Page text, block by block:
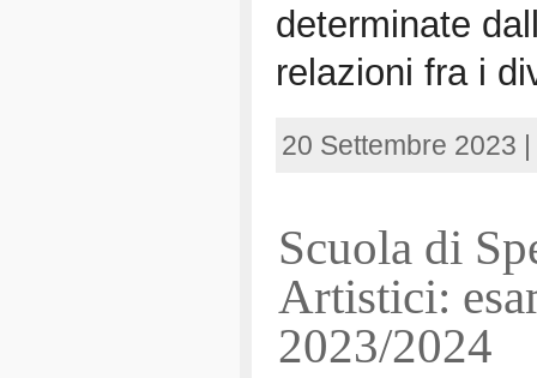
determinate
relazioni fra i
20 Settembre 2023 |
Scuola di
Artistici:
2023/2024